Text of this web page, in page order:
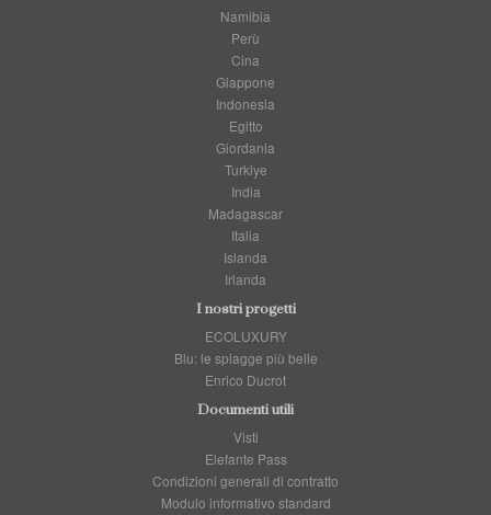
Namibia
Perù
Cina
Giappone
Indonesia
Egitto
Giordania
Turkiye
India
Madagascar
Italia
Islanda
Irlanda
I nostri progetti
ECOLUXURY
Blu: le spiagge più belle
Enrico Ducrot
Documenti utili
Visti
Elefante Pass
Condizioni generali di contratto
Modulo informativo standard